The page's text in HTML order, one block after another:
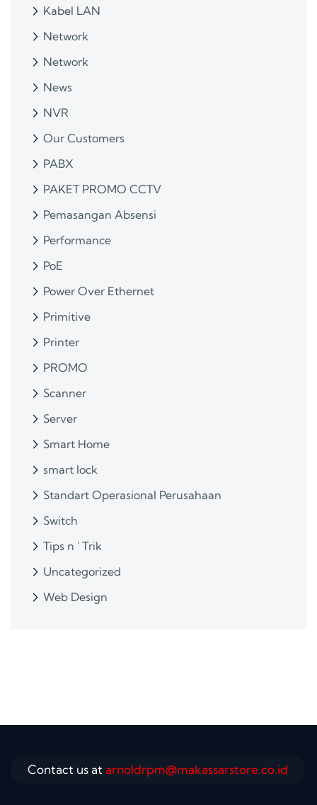
Kabel LAN
Network
Network
News
NVR
Our Customers
PABX
PAKET PROMO CCTV
Pemasangan Absensi
Performance
PoE
Power Over Ethernet
Primitive
Printer
PROMO
Scanner
Server
Smart Home
smart lock
Standart Operasional Perusahaan
Switch
Tips n ' Trik
Uncategorized
Web Design
Contact us at arnoldrpm@makassarstore.co.id